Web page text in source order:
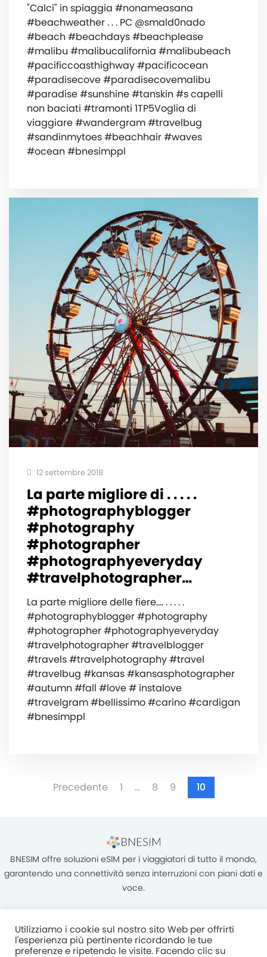
"Calci" in spiaggia #nonameasana
#beachweather . . . PC @smald0nado
#beach #beachdays #beachplease
#malibu #malibucalifornia #malibubeach
#pacificcoasthighway #pacificocean
#paradisecove #paradisecovemalibu
#paradise #sunshine #tanskin #s capelli
non baciati #tramonti 1TP5Voglia di
viaggiare #wandergram #travelbug
#sandinmytoes #beachhair #waves
#ocean #bnesimppl
12 settembre 2018
La parte migliore di . . . . .
#photographyblogger
#photography
#photographer
#photographyeveryday
#travelphotographer…
La parte migliore delle fiere…. . . . . .
#photographyblogger #photography
#photographer #photographyeveryday
#travelphotographer #travelblogger
#travels #travelphotography #travel
#travelbug #kansas #kansasphotographer
#autumn #fall #love # instalove
#travelgram #bellissimo #carino #cardigan
#bnesimppl
Precedente 1 … 8 9 10
BNESIM offre soluzioni eSIM per i viaggiatori di tutto il mondo,
garantendo una connettività senza interruzioni con piani dati e
voce.
Utilizziamo i cookie sul nostro sito Web per offrirti
l'esperienza più pertinente ricordando le tue
preferenze e ripetendo le visite. Facendo clic su